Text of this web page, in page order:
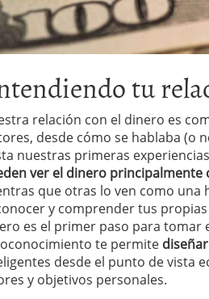
tu
relación con el dinero es
desde cómo se hablaba (o
nuestras primeras
ver el dinero
que otras lo ven como
y comprender tus
es el primer paso para tomar
te permite
desde el punto de vista
y objetivos personales.